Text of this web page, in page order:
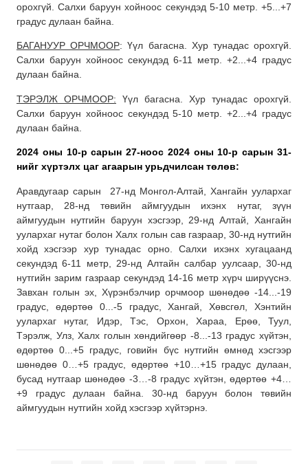
орохгүй. Салхи баруун хойноос секундэд 5-10 метр. +5...+7
градус дулаан байна.
БАГАНУУР ОРЧМООР: Үүл багасна. Хур тунадас орохгүй.
Салхи баруун хойноос секундэд 6-11 метр. +2...+4 градус
дулаан байна.
ТЭРЭЛЖ ОРЧМООР: Үүл багасна. Хур тунадас орохгүй.
Салхи баруун хойноос секундэд 5-10 метр. +2...+4 градус
дулаан байна.
2024 оны 10-р сарын 27-ноос 2024 оны 10-р сарын 31-
нийг хүртэлх цаг агаарын урьдчилсан төлөв:
Аравдугаар сарын 27-нд Монгол-Алтай, Хангайн уулархаг
нутгаар, 28-нд төвийн аймгуудын ихэнх нутаг, зүүн
аймгуудын нутгийн баруун хэсгээр, 29-нд Алтай, Хангайн
уулархаг нутаг болон Халх голын сав газраар, 30-нд нутгийн
хойд хэсгээр хур тунадас орно. Салхи ихэнх хугацаанд
секундэд 6-11 метр, 29-нд Алтайн салбар уулсаар, 30-нд
нутгийн зарим газраар секундэд 14-16 метр хүрч ширүүснэ.
Завхан голын эх, Хүрэнбэлчир орчмоор шөнөдөө -14...-19
градус, өдөртөө 0...-5 градус, Хангай, Хөвсгөл, Хэнтийн
уулархаг нутаг, Идэр, Тэс, Орхон, Хараа, Ерөө, Туул,
Тэрэлж, Улз, Халх голын хөндийгөөр -8...-13 градус хүйтэн,
өдөртөө 0...+5 градус, говийн бүс нутгийн өмнөд хэсгээр
шөнөдөө 0…+5 градус, өдөртөө +10…+15 градус дулаан,
бусад нутгаар шөнөдөө -3…-8 градус хүйтэн, өдөртөө +4…
+9 градус дулаан байна. 30-нд баруун болон төвийн
аймгуудын нутгийн хойд хэсгээр хүйтэрнэ.